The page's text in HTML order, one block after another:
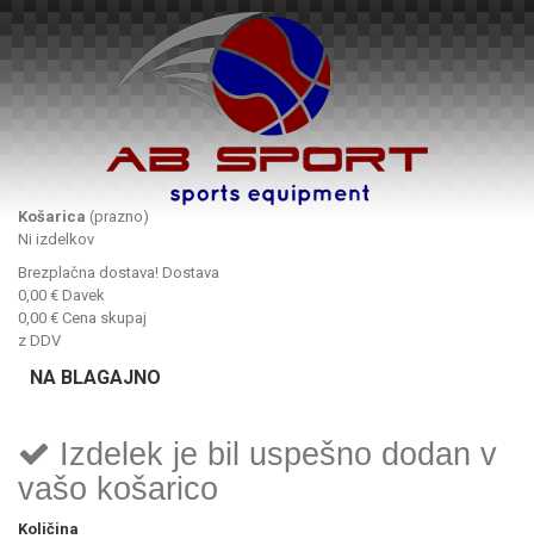
Košarica (prazno)
Ni izdelkov
Brezplačna dostava! Dostava
0,00 € Davek
0,00 € Cena skupaj
z DDV
NA BLAGAJNO
Izdelek je bil uspešno dodan v
vašo košarico
Količina